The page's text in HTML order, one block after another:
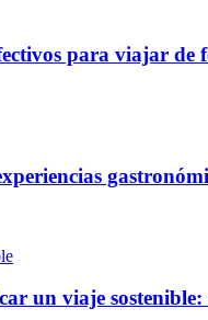
para viajar de
un viaje sostenible: